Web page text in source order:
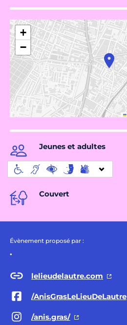
+
−
Jeunes et adultes
Couvert
Évènement proposé par :
.
lelieudelautre.com
/AnisGrasLeLieuDeLautre
/anis.gras/